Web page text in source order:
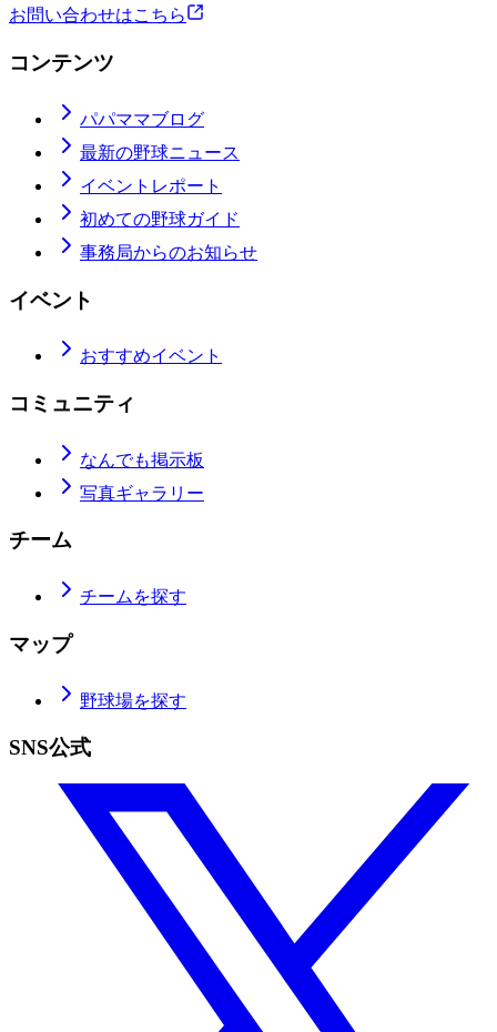
お問い合わせはこちら
コンテンツ
パパママブログ
最新の野球ニュース
イベントレポート
初めての野球ガイド
事務局からのお知らせ
イベント
おすすめイベント
コミュニティ
なんでも掲示板
写真ギャラリー
チーム
チームを探す
マップ
野球場を探す
SNS公式